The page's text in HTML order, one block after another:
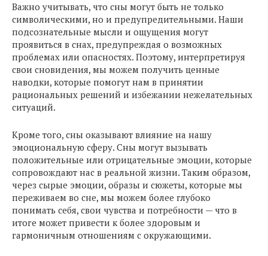
Важно учитывать, что сны могут быть не только
символическими, но и предупредительными. Наши
подсознательные мысли и ощущения могут
проявиться в снах, предупреждая о возможных
проблемах или опасностях. Поэтому, интерпретируя
свои сновидения, мы можем получить ценные
наводки, которые помогут нам в принятии
рациональных решений и избежании нежелательных
ситуаций.
Кроме того, сны оказывают влияние на нашу
эмоциональную сферу. Сны могут вызывать
положительные или отрицательные эмоции, которые
сопровождают нас в реальной жизни. Таким образом,
через сырые эмоции, образы и сюжеты, которые мы
переживаем во сне, мы можем более глубоко
понимать себя, свои чувства и потребности — что в
итоге может привести к более здоровым и
гармоничным отношениям с окружающими.